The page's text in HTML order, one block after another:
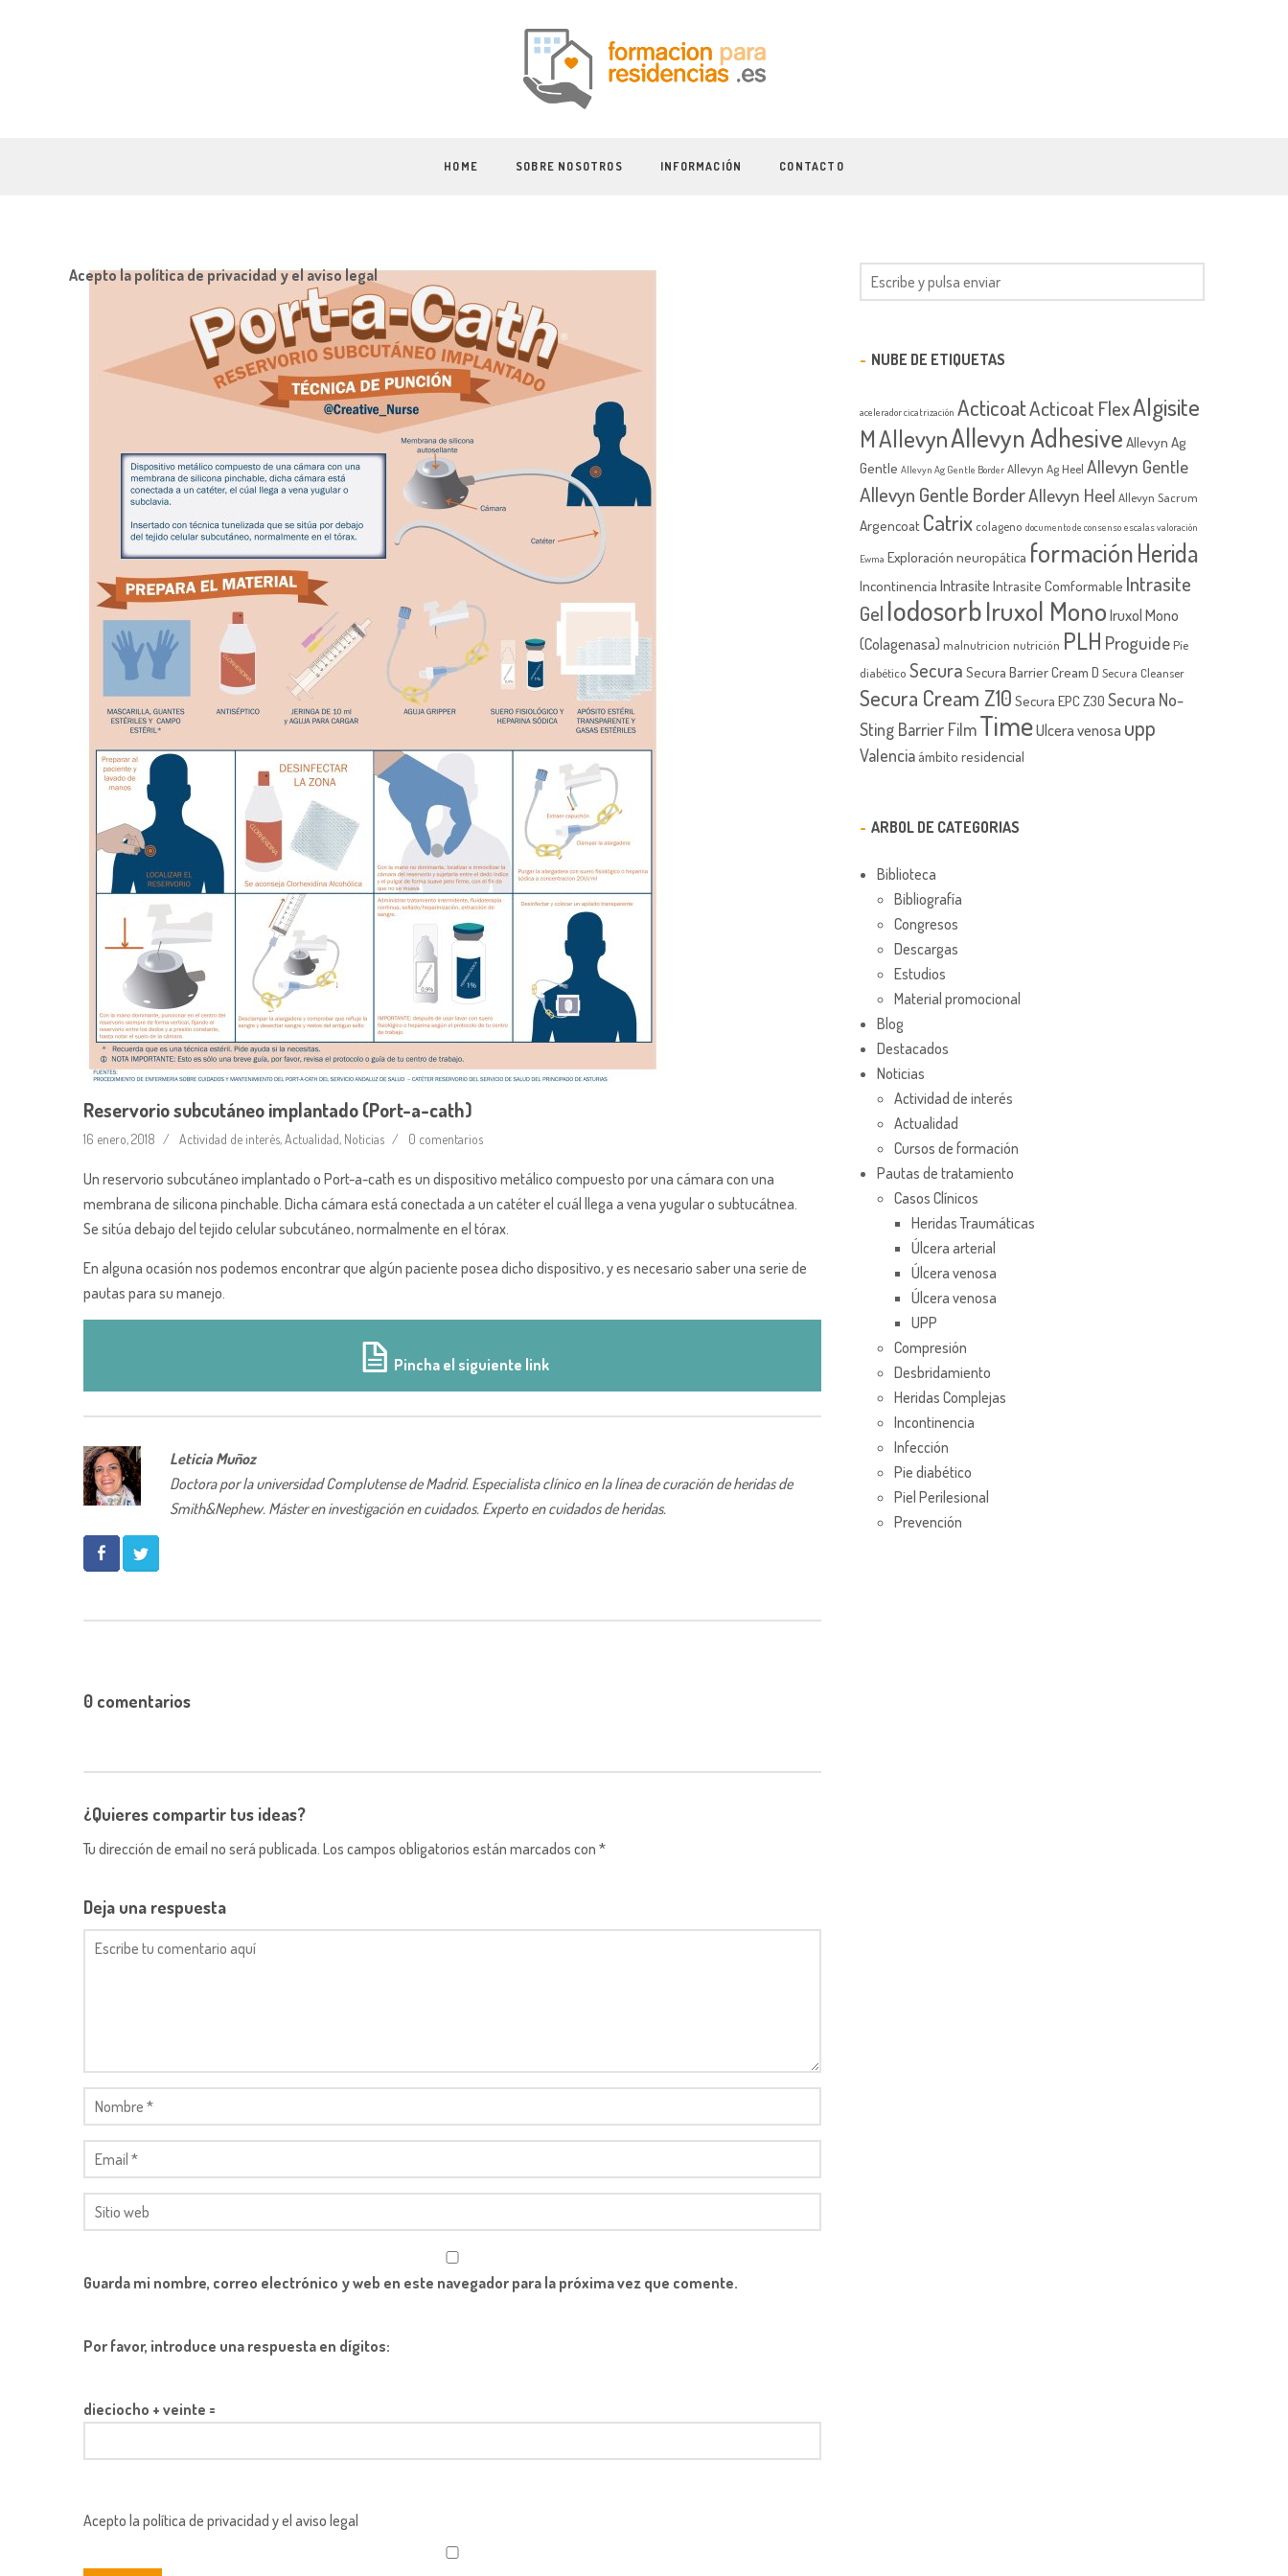
HOME SOBRE NOSOTROS INFORMACIÓN CONTACTO
Reservorio subcutáneo implantado (Port-a-cath)
16 enero, 2018 Actividad de interés,Actualidad, Noticias 0 comentarios
Un reservorio subcutáneo implantado o Port-a-cath es un dispositivo metálico compuesto por una cámara con una
membrana de silicona pinchable. Dicha cámara está conectada a un catéter el cuál llega a vena yugular o subtucátnea.
Se sitúa debajo del tejido celular subcutáneo, normalmente en el tórax.
En alguna ocasión nos podemos encontrar que algún paciente posea dicho dispositivo, y es necesario saber una serie de
pautas para su manejo.
Pincha el siguiente link
Leticia Muñoz
Doctora por la universidad Complutense de Madrid. Especialista clínico en la línea de curación de heridas de
Smith&Nephew. Máster en investigación en cuidados. Experto en cuidados de heridas.
0 comentarios
¿Quieres compartir tus ideas?
Tu dirección de email no será publicada. Los campos obligatorios están marcados con *
Deja una respuesta
Guarda mi nombre, correo electrónico y web en este navegador para la próxima vez que comente.
Por favor, introduce una respuesta en dígitos:
dieciocho + veinte =
Acepto la política de privacidad y el aviso legal
Acepto la política de privacidad y el aviso legal
NUBE DE ETIQUETAS
acelerador cicatrización ActicoatActicoat FlexAlgisite
MAllevynAllevyn Adhesive Allevyn Ag
Gentle Allevyn Ag Gentle Border Allevyn Ag Heel Allevyn Gentle
Allevyn Gentle BorderAllevyn Heel Allevyn Sacrum
Argencoat Catrix colageno documento de consenso escalas valoración
Ewma Exploración neuropática formaciónHerida
Incontinencia Intrasite Intrasite Comformable Intrasite
Gel IodosorbIruxol MonoIruxol Mono
(Colagenasa) malnutricion nutrición PLH Proguide Píe
diabético Secura Secura Barrier Cream D Secura Cleanser
Secura Cream Z10 Secura EPC Z30 Secura No-
Sting Barrier FilmTimeUlcera venosa upp
Valenciaámbito residencial
ARBOL DE CATEGORIAS
Biblioteca
Bibliografía
Congresos
Descargas
Estudios
Material promocional
Blog
Destacados
Noticias
Actividad de interés
Actualidad
Cursos de formación
Pautas de tratamiento
Casos Clínicos
Heridas Traumáticas
Úlcera arterial
Úlcera venosa
Úlcera venosa
UPP
Compresión
Desbridamiento
Heridas Complejas
Incontinencia
Infección
Pie diabético
Piel Perilesional
Prevención